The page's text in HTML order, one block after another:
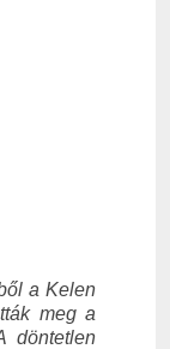
a Kelen
meg a
döntetlen